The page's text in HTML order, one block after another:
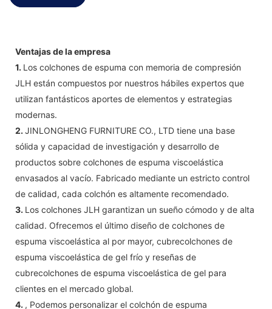
Ventajas de la empresa
1. Los colchones de espuma con memoria de compresión
JLH están compuestos por nuestros hábiles expertos que
utilizan fantásticos aportes de elementos y estrategias
modernas.
2. JINLONGHENG FURNITURE CO., LTD tiene una base
sólida y capacidad de investigación y desarrollo de
productos sobre colchones de espuma viscoelástica
envasados ​​al vacío. Fabricado mediante un estricto control
de calidad, cada colchón es altamente recomendado.
3. Los colchones JLH garantizan un sueño cómodo y de alta
calidad. Ofrecemos el último diseño de colchones de
espuma viscoelástica al por mayor, cubrecolchones de
espuma viscoelástica de gel frío y reseñas de
cubrecolchones de espuma viscoelástica de gel para
clientes en el mercado global.
4. , Podemos personalizar el colchón de espuma